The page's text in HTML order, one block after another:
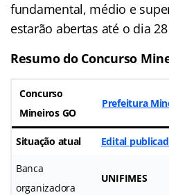
fundamental, médio e
estarão abertas até o dia
Resumo do Concurso
Concurso
Mineiros GO
Prefeitura
Situação atual Edital
Banca
organizadora
UNIFIMES